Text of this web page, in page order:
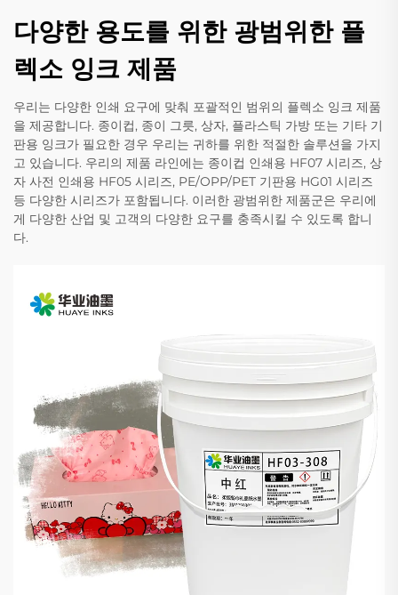
다양한 용도를 위한 광범위한 플
렉소 잉크 제품
우리는 다양한 인쇄 요구에 맞춰 포괄적인 범위의 플렉소 잉크 제품
을 제공합니다. 종이컵, 종이 그릇, 상자, 플라스틱 가방 또는 기타 기
판용 잉크가 필요한 경우 우리는 귀하를 위한 적절한 솔루션을 가지
고 있습니다. 우리의 제품 라인에는 종이컵 인쇄용 HF07 시리즈, 상
자 사전 인쇄용 HF05 시리즈, PE/OPP/PET 기판용 HG01 시리즈
등 다양한 시리즈가 포함됩니다. 이러한 광범위한 제품군은 우리에
게 다양한 산업 및 고객의 다양한 요구를 충족시킬 수 있도록 합니
다.